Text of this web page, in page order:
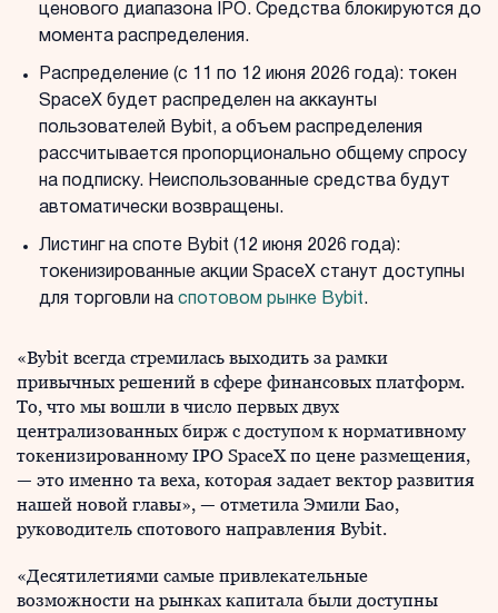
ценового диапазона IPO. Средства блокируются до
момента распределения.
Распределение (с 11 по 12 июня 2026 года): токен
SpaceX будет распределен на аккаунты
пользователей Bybit, а объем распределения
рассчитывается пропорционально общему спросу
на подписку. Неиспользованные средства будут
автоматически возвращены.
Листинг на споте Bybit (12 июня 2026 года):
токенизированные акции SpaceX станут доступны
для торговли на спотовом рынке Bybit.
«Bybit всегда стремилась выходить за рамки
привычных решений в сфере финансовых платформ.
То, что мы вошли в число первых двух
централизованных бирж с доступом к нормативному
токенизированному IPO SpaceX по цене размещения,
— это именно та веха, которая задает вектор развития
нашей новой главы», — отметила Эмили Бао,
руководитель спотового направления Bybit.
«Десятилетиями самые привлекательные
возможности на рынках капитала были доступны